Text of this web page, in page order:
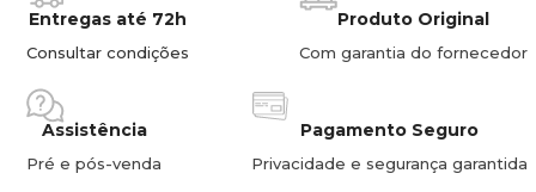
Entregas até 72h
Consultar condições
Produto Original
Com garantia do fornecedor
Assistência
Pré e pós-venda
Pagamento Seguro
Privacidade e segurança garantida